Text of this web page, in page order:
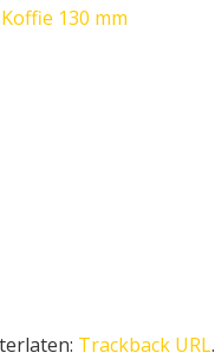
130 mm
Trackback URL.